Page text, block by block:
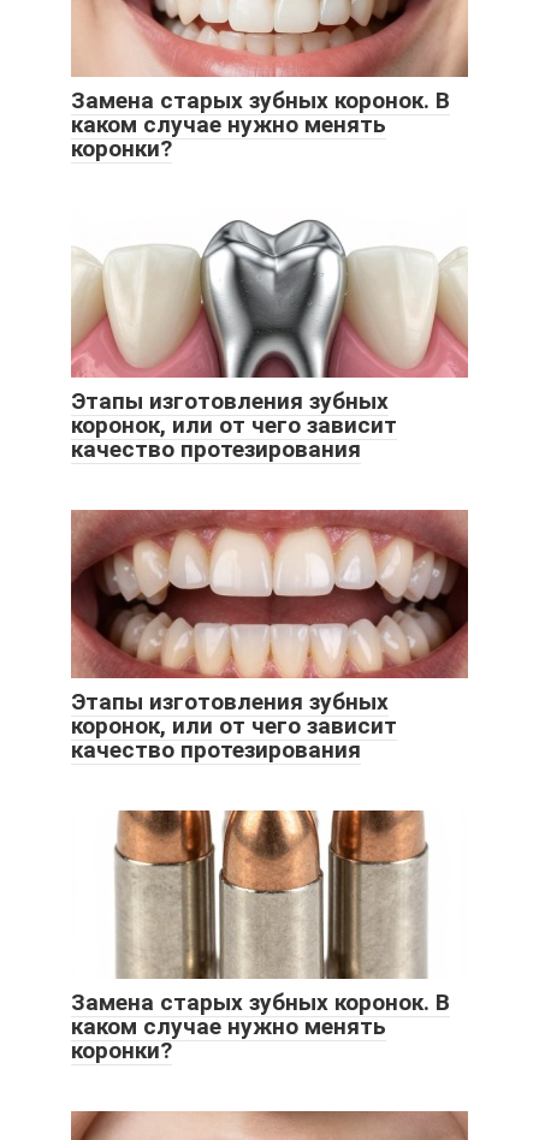
Замена старых зубных коронок. В
каком случае нужно менять
коронки?
Этапы изготовления зубных
коронок, или от чего зависит
качество протезирования
Этапы изготовления зубных
коронок, или от чего зависит
качество протезирования
Замена старых зубных коронок. В
каком случае нужно менять
коронки?